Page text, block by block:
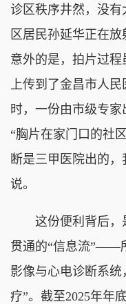
诊区秩序井然，没
区居民孙延华正在
意外的是，拍片过
上传到了金昌市人
时，一份由市级专家
“胸片在家门口的社
断是三甲医院出的
说。
这份便利背后，
贯通的“信息流”——
影像与心电诊断系
疗”。截至2025年年